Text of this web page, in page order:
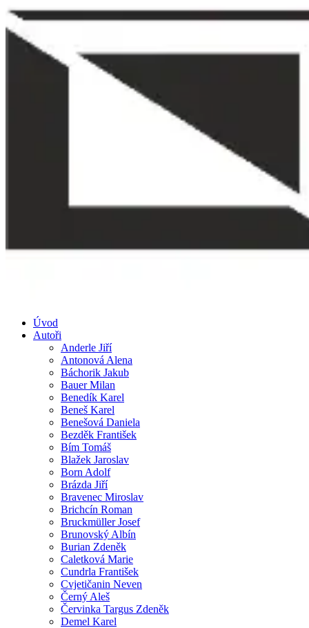
Úvod
Autoři
Anderle Jiří
Antonová Alena
Báchorik Jakub
Bauer Milan
Benedík Karel
Beneš Karel
Benešová Daniela
Bezděk František
Bím Tomáš
Blažek Jaroslav
Born Adolf
Brázda Jiří
Bravenec Miroslav
Brichcín Roman
Bruckmüller Josef
Brunovský Albín
Burian Zdeněk
Caletková Marie
Cundrla František
Cvjetičanin Neven
Černý Aleš
Červinka Targus Zdeněk
Demel Karel